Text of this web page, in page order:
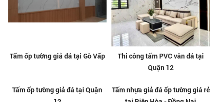
Tấm ốp tường giả đá tại Gò Vấp
Thi công tấm PVC vân đá tại
Quận 12